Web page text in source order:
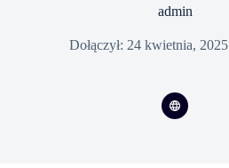
admin
Dołączył: 24 kwietnia, 2025